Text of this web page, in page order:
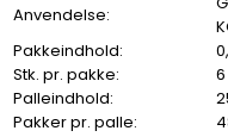
Anvendelse:
Pakkeindhold:
Stk. pr. pakke:
6
Palleindhold:
Pakker pr. palle: